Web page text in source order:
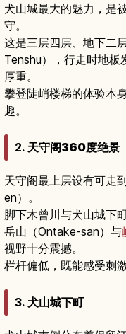
犬山城最大的魅力，是
守。
这是三层四层、地下二
Tenshu），行走时地板
厚重。
攀登陡峭楼梯的体验本
趣。
2. 天守阁360度绝景
天守阁最上层设有可走
en）。
脚下木曾川与犬山城下
岳山（Ontake-san）与
视野十分震撼。
栏杆偏低，既能感受刺
3. 犬山城下町